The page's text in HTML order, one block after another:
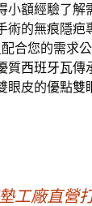
小額經驗了解
術的無痕隱疤
合您的需求
質西班牙瓦傳
眼皮的優點雙
工廠直營